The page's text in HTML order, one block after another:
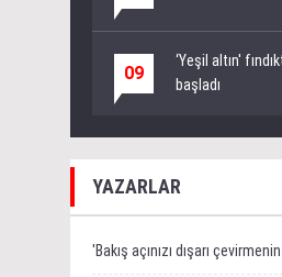
09
‘Yeşil altın'
başladı
YAZARLAR
'Bakış açınızı dışarı